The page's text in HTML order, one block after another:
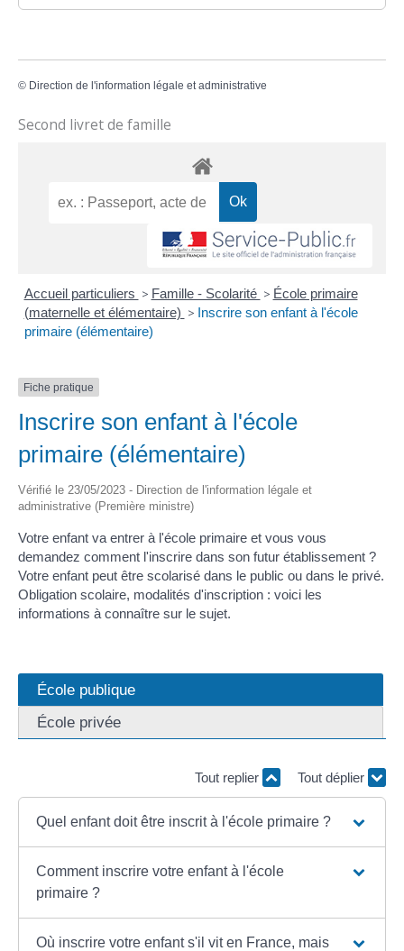
© Direction de l'information légale et administrative
Second livret de famille
Accueil particuliers > Famille - Scolarité > École primaire
(maternelle et élémentaire) > Inscrire son enfant à l'école
primaire (élémentaire)
Fiche pratique
Inscrire son enfant à l'école
primaire (élémentaire)
Vérifié le 23/05/2023 - Direction de l'information légale et
administrative (Première ministre)
Votre enfant va entrer à l'école primaire et vous vous
demandez comment l'inscrire dans son futur établissement ?
Votre enfant peut être scolarisé dans le public ou dans le privé.
Obligation scolaire, modalités d'inscription : voici les
informations à connaître sur le sujet.
École publique
École privée
Tout replier Tout déplier
Quel enfant doit être inscrit à l'école primaire ?
Comment inscrire votre enfant à l'école
primaire ?
Où inscrire votre enfant s'il vit en France, mais